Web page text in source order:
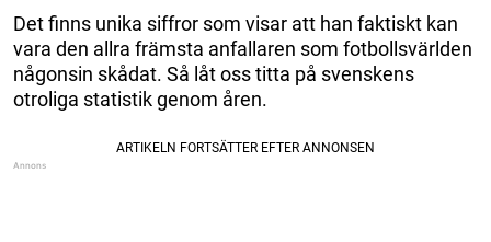
Det finns unika siffror som visar att han faktiskt kan
vara den allra främsta anfallaren som fotbollsvärlden
någonsin skådat. Så låt oss titta på svenskens
otroliga statistik genom åren.